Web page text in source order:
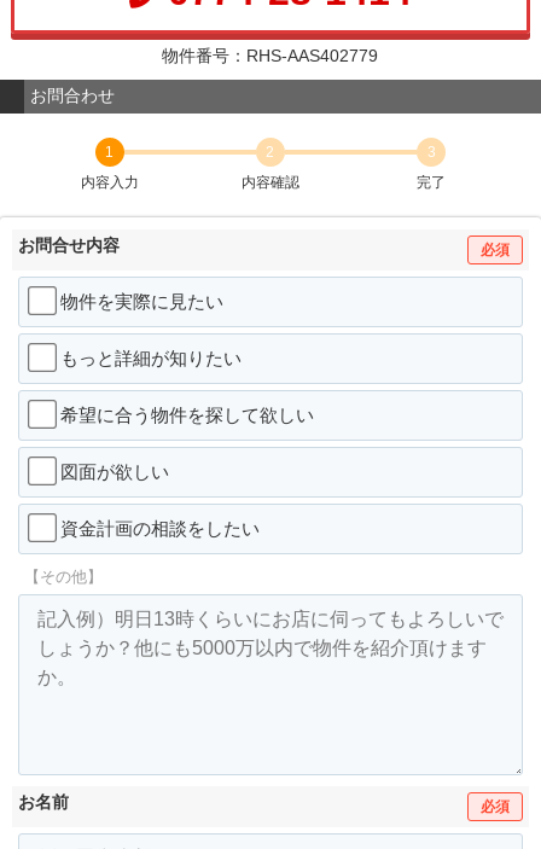
物件番号：RHS-AAS402779
お問合わせ
1
内容入力
2
内容確認
3
完了
お問合せ内容 必須
物件を実際に見たい
もっと詳細が知りたい
希望に合う物件を探して欲しい
図面が欲しい
資金計画の相談をしたい
【その他】
お名前 必須